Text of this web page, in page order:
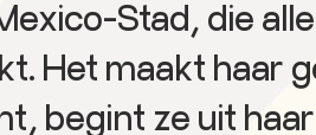
Stad, die
Het maakt haar
begint ze uit